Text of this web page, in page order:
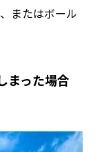
またはボール
まった場合